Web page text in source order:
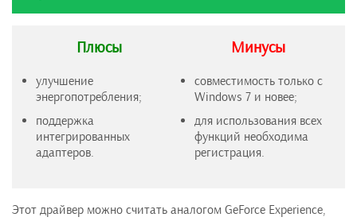
Плюсы
улучшение
энергопотребления;
поддержка
интегрированных
адаптеров.
Минусы
совместимость только с
Windows 7 и новее;
для использования всех
функций необходима
регистрация.
Этот драйвер можно считать аналогом GeForce Experience,